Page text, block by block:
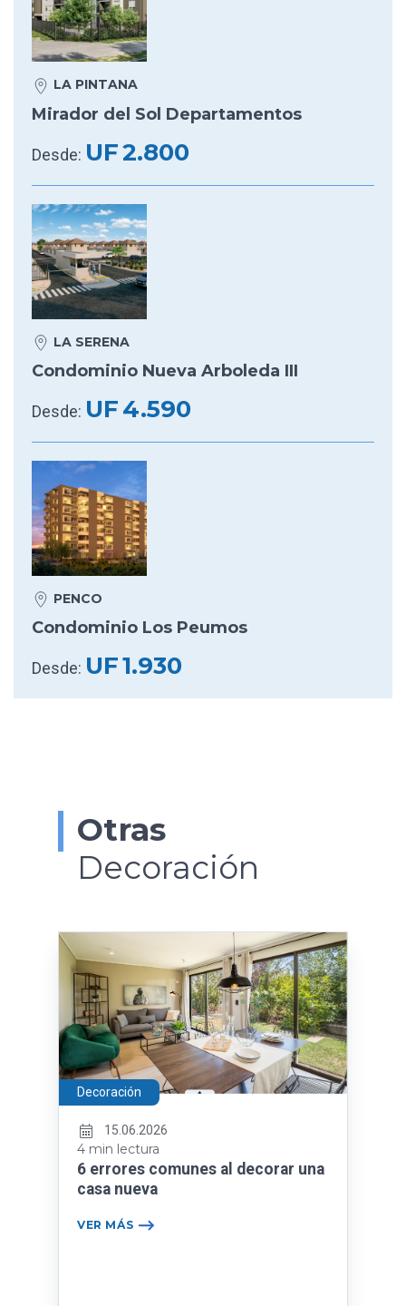
LA PINTANA
Mirador del Sol Departamentos
Desde: UF2.800
LA SERENA
Condominio Nueva Arboleda III
Desde: UF4.590
PENCO
Condominio Los Peumos
Desde: UF1.930
Otras
Decoración
Decoración
15.06.2026
4 min lectura
6 errores comunes al decorar una
casa nueva
VER MÁS